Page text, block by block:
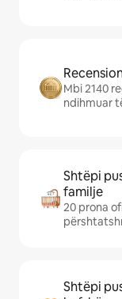
Mbi 2140
ndihmuar
Shtëpi
familje
20 prona
Shtëpi